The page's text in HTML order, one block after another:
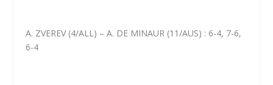
A. ZVEREV (4/ALL) – A. DE MINAUR (11/AUS) : 6-4, 7-6,
6-4